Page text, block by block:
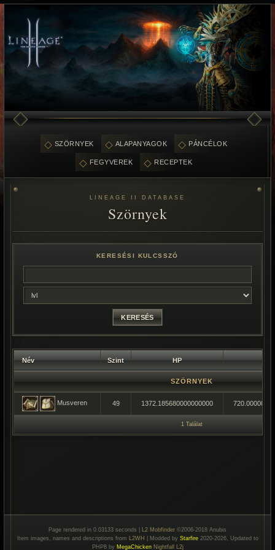
SZÖRNYEK ALAPANYAGOK PÁNCÉLOK
FEGYVEREK RECEPTEK
LINEAGE II DATABASE
Szörnyek
KERESÉSI KULCSSZÓ
Név Szint HP MP
SZÖRNYEK
Musveren 49 1372.185680000000000
1 Találat
Page rendered in 0.03133 seconds | L2 Mobfinder ©2006-2018 Anubis
Item images, names and descriptions from L2WH | Modded by Starfire2020-2026, Updated to
PHP8 by MegaChicken Nightfall L2j